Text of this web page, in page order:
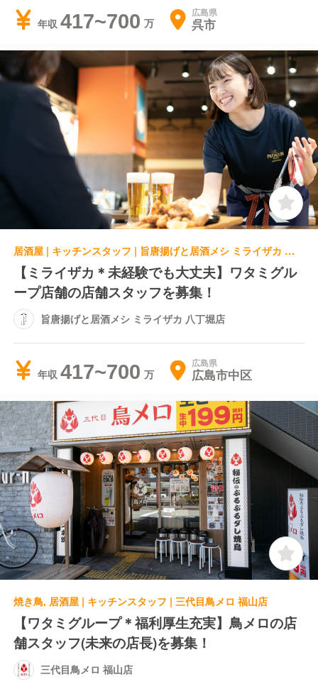
年収 417~700 広島県
呉市
居酒屋 | キッチンスタッフ | 旨唐揚げと居酒メシ ミライザカ 八丁堀店
【ミライザカ＊未経験でも大丈夫】ワタミグル
ープ店舗の店舗スタッフを募集！
旨唐揚げと居酒メシ ミライザカ 八丁堀店
年収 417~700 広島県
広島市中区
焼き鳥, 居酒屋 | キッチンスタッフ | 三代目鳥メロ 福山店
【ワタミグループ＊福利厚生充実】鳥メロの店
舗スタッフ(未来の店長)を募集！
三代目鳥メロ 福山店